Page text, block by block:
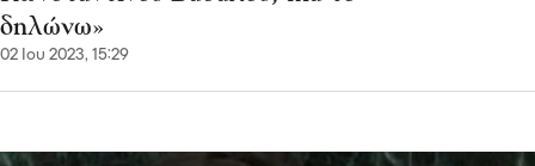
δηλώνω»
02 Ιου 2023, 15:29